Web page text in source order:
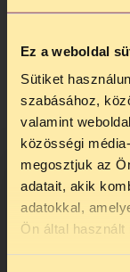
Ez a weboldal
Sütiket
szabásához,
valamint
közösségi
megosztjuk az
adatait, akik
adatokkal,
Ön által
olyan
ahol sok új
országos
Az
küldött